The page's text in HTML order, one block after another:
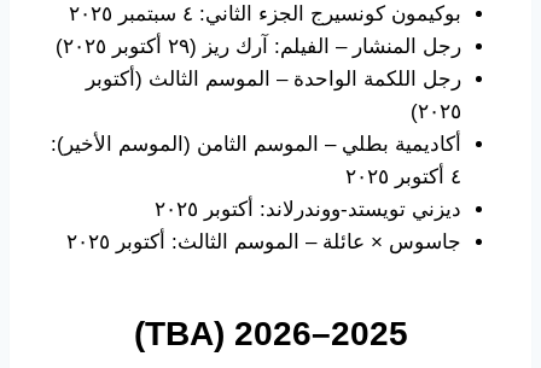
بوكيمون كونسيرج الجزء الثاني: ٤ سبتمبر ٢٠٢٥
رجل المنشار – الفيلم: آرك ريز (٢٩ أكتوبر ٢٠٢٥)
رجل اللكمة الواحدة – الموسم الثالث (أكتوبر
٢٠٢٥)
أكاديمية بطلي – الموسم الثامن (الموسم الأخير):
٤ أكتوبر ٢٠٢٥
ديزني تويستد-ووندرلاند: أكتوبر ٢٠٢٥
جاسوس × عائلة – الموسم الثالث: أكتوبر ٢٠٢٥
2025–2026 (TBA)